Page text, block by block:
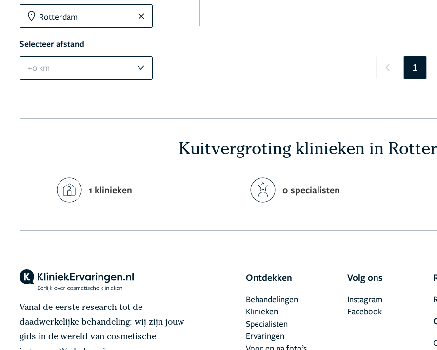
Selecteer afstand
+0 km Previous
1
Kuitvergroting klinieken in
1 klinieken 0 specialisten
Vanaf de eerste research tot de
daadwerkelijke behandeling: wij zijn jouw
gids in de wereld van cosmetische
Ontdekken
Behandelingen
Klinieken
Specialisten
Ervaringen
Volg ons
Facebook
Instagram